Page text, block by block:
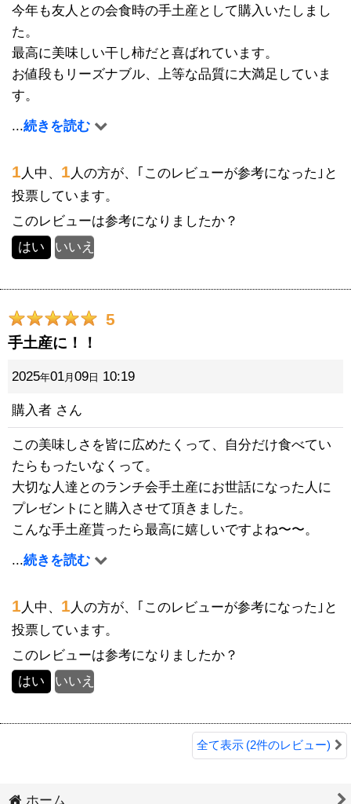
今年も友人との会食時の手土産として購入いたしまし
た。
最高に美味しい干し柿だと喜ばれています。
お値段もリーズナブル、上等な品質に大満足していま
す。
有難うございました。
...続きを読む
1 人中、 1 人の方が、｢このレビューが参考になった｣と
投票しています。
このレビューは参考になりましたか？
はい いいえ
5
手土産に！！
2025年01 月09日 10:19
購入者 さん
この美味しさを皆に広めたくって、自分だけ食べてい
たらもったいなくって。
大切な人達とのランチ会手土産にお世話になった人に
プレゼントにと購入させて頂きました。
こんな手土産貰ったら最高に嬉しいですよね〜〜。
おやつにもおつまみにも良い健康食品、この季節の自
然の恵みに感謝です。
配送のご手配迅速丁寧な対応に感謝しています。
...続きを読む
1 人中、 1 人の方が、｢このレビューが参考になった｣と
投票しています。
このレビューは参考になりましたか？
はい いいえ
全て表示 (2件のレビュー)
ホーム